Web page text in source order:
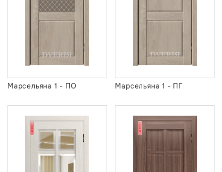
Марсельяна 1 - ПО Марсельяна 1 - ПГ